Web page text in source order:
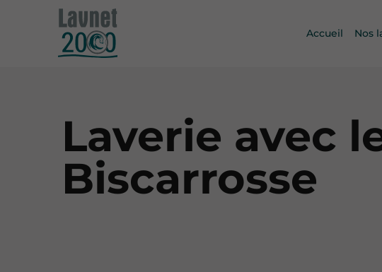
Accueil Nos
Laverie avec
Biscarrosse